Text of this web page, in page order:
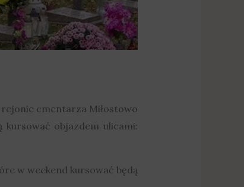
cmentarza Miłostowo
objazdem ulicami:
w weekend kursować będą